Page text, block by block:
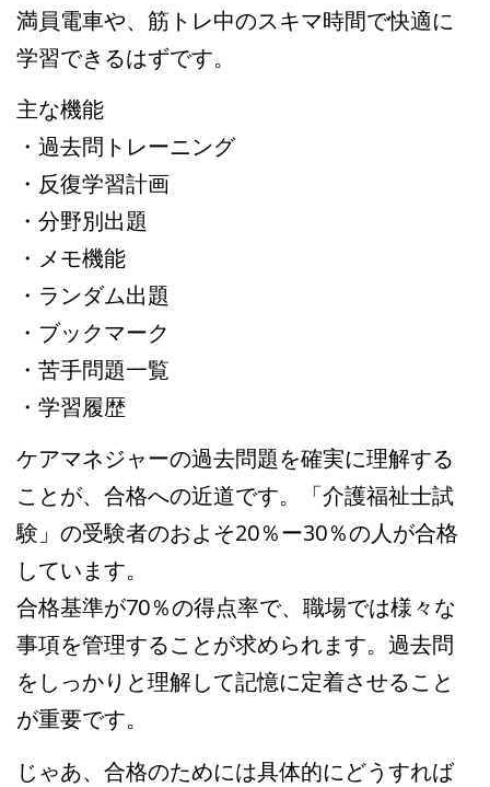
満員電車や、筋トレ中のスキマ時間で快適に
学習できるはずです。
主な機能
・過去問トレーニング
・反復学習計画
・分野別出題
・メモ機能
・ランダム出題
・ブックマーク
・苦手問題一覧
・学習履歴
ケアマネジャーの過去問題を確実に理解する
ことが、合格への近道です。「介護福祉士試
験」の受験者のおよそ20％ー30％の人が合格
しています。
合格基準が70％の得点率で、職場では様々な
事項を管理することが求められます。過去問
をしっかりと理解して記憶に定着させること
が重要です。
じゃあ、合格のためには具体的にどうすれば